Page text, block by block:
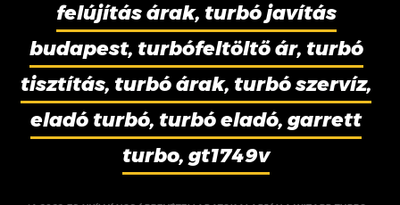
felújítás árak, turbó javítás
budapest, turbófeltöltő ár, turbó
tisztítás, turbó árak, turbó szervíz,
eladó turbó, turbó eladó, garrett
turbo, gt1749v